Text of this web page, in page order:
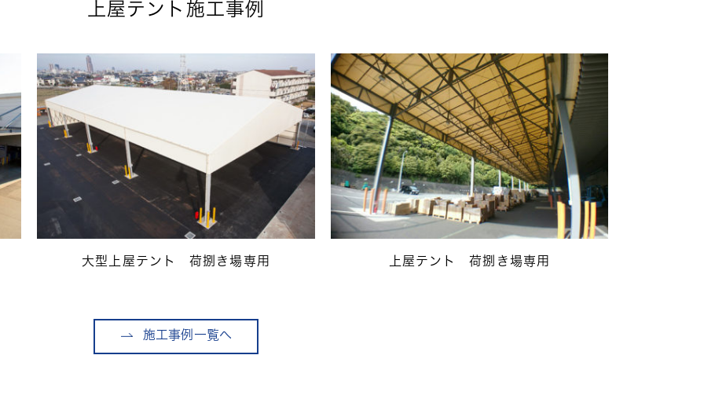
上屋テント施工事例
大型上屋テント 荷捌き場専用 上屋テント 荷捌き場専用
施工事例一覧へ